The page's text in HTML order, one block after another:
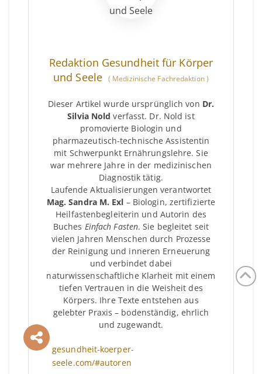
Redaktion Gesundheit für Körper
und Seele ( Medizinische Fachredaktion)
Dieser Artikel wurde ursprünglich von Dr.
Silvia Nold verfasst. Dr. Nold ist
promovierte Biologin und
pharmazeutisch-technische Assistentin
mit Schwerpunkt Ernährungslehre. Sie
war mehrere Jahre in der medizinischen
Diagnostik tätig.
Laufende Aktualisierungen verantwortet
Mag. Sandra M. Exl – Biologin, zertifizierte
Heilfastenbegleiterin und Autorin des
Buches Einfach Fasten. Sie begleitet seit
vielen Jahren Menschen durch Prozesse
der Reinigung und inneren Erneuerung
und verbindet dabei
naturwissenschaftliche Klarheit mit einem
tiefen Vertrauen in die Weisheit des
Körpers. Ihre Texte entstehen aus
gelebter Praxis – bodenständig, ehrlich
und zugewandt.
gesundheit-koerper-
seele.com/#autoren